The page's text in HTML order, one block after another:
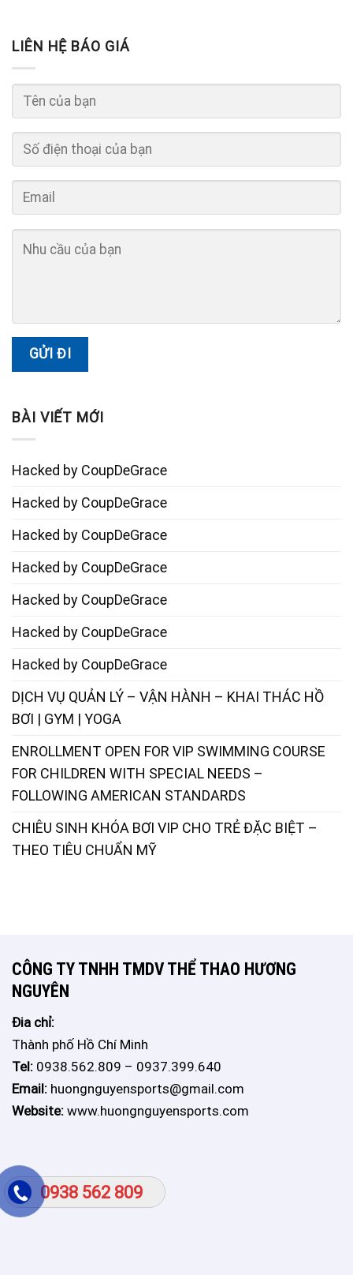
0938 562 809
LIÊN HỆ BÁO GIÁ
BÀI VIẾT MỚI
Hacked by CoupDeGrace
Hacked by CoupDeGrace
Hacked by CoupDeGrace
Hacked by CoupDeGrace
Hacked by CoupDeGrace
Hacked by CoupDeGrace
Hacked by CoupDeGrace
DỊCH VỤ QUẢN LÝ – VẬN HÀNH – KHAI THÁC HỒ
BƠI | GYM | YOGA
ENROLLMENT OPEN FOR VIP SWIMMING COURSE
FOR CHILDREN WITH SPECIAL NEEDS –
FOLLOWING AMERICAN STANDARDS
CHIÊU SINH KHÓA BƠI VIP CHO TRẺ ĐẶC BIỆT –
THEO TIÊU CHUẨN MỸ
CÔNG TY TNHH TMDV THỂ THAO HƯƠNG
NGUYÊN
Đia chỉ:
Thành phố Hồ Chí Minh
Tel: 0938.562.809 – 0937.399.640
Email: huongnguyensports@gmail.com
Website: www.huongnguyensports.com